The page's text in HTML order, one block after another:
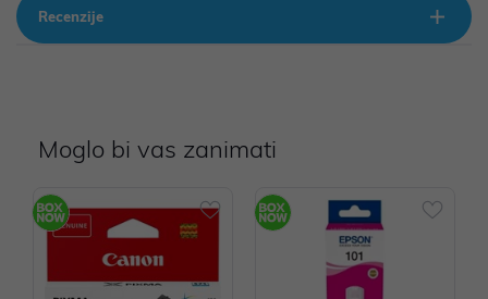
Recenzije
Moglo bi vas zanimati